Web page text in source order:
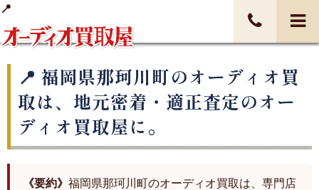
福岡県那珂川町のオーディオ買
取は、地元密着・適正査定のオー
ディオ買取屋に。
《要約》 福岡県那珂川町のオーディオ買取は、専門店